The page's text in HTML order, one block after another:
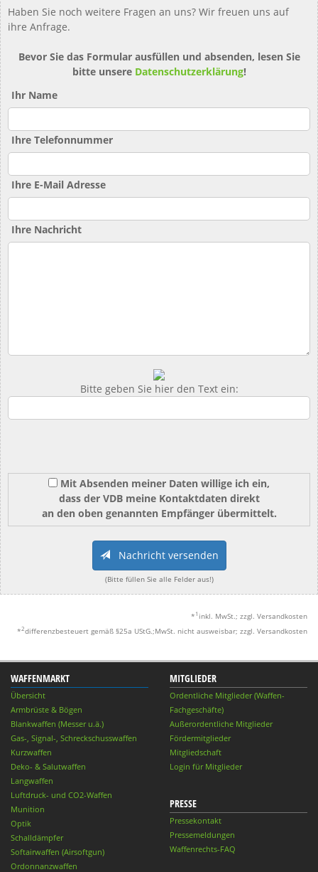
Haben Sie noch weitere Fragen an uns? Wir freuen uns auf
ihre Anfrage.
Bevor Sie das Formular ausfüllen und absenden, lesen Sie
bitte unsere Datenschutzerklärung!
Ihr Name
Ihre Telefonnummer
Ihre E-Mail Adresse
Ihre Nachricht
Bitte geben Sie hier den Text ein:
Mit Absenden meiner Daten willige ich ein,
dass der VDB meine Kontaktdaten direkt
an den oben genannten Empfänger übermittelt.
Nachricht versenden
(Bitte füllen Sie alle Felder aus!)
* 1 inkl. MwSt.; zzgl. Versandkosten
*2differenzbesteuert gemäß §25a UStG.;MwSt. nicht ausweisbar; zzgl. Versandkosten
WAFFENMARKT
Übersicht
Armbrüste & Bögen
Blankwaffen (Messer u.ä.)
Gas-, Signal-, Schreckschusswaffen
Kurzwaffen
Deko- & Salutwaffen
Langwaffen
Luftdruck- und CO2-Waffen
Munition
Optik
Schalldämpfer
Softairwaffen (Airsoftgun)
Ordonnanzwaffen
MITGLIEDER
Ordentliche Mitglieder (Waffen-
Fachgeschäfte)
Außerordentliche Mitglieder
Fördermitglieder
Mitgliedschaft
Login für Mitglieder
PRESSE
Pressekontakt
Pressemeldungen
Waffenrechts-FAQ